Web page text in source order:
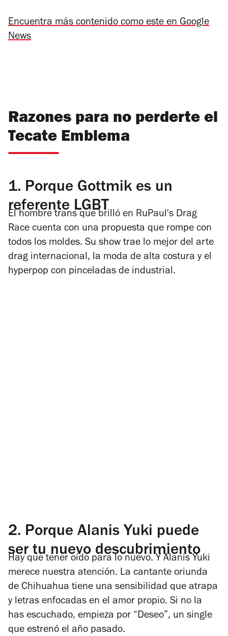
Encuentra más contenido como este en Google
News
Razones para no perderte el
Tecate Emblema
1. Porque Gottmik es un
referente LGBT
El hombre trans que brilló en RuPaul's Drag
Race cuenta con una propuesta que rompe con
todos los moldes. Su show trae lo mejor del arte
drag internacional, la moda de alta costura y el
hyperpop con pinceladas de industrial.
2. Porque Alanis Yuki puede
ser tu nuevo descubrimiento
Hay que tener oído para lo nuevo. Y Alanis Yuki
merece nuestra atención. La cantante oriunda
de Chihuahua tiene una sensibilidad que atrapa
y letras enfocadas en el amor propio. Si no la
has escuchado, empieza por “Deseo”, un single
que estrenó el año pasado.